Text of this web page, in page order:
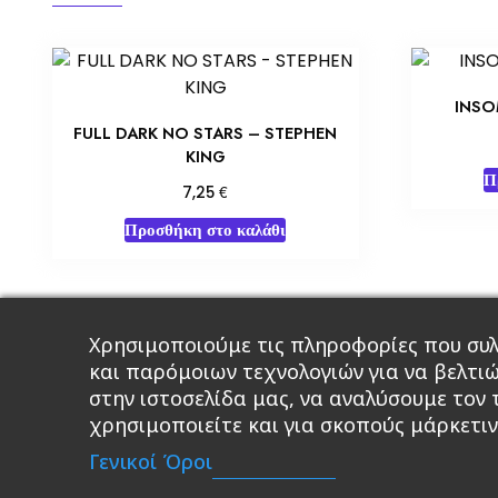
FULL DARK NO STARS – STEPHEN
KING
7,25€
Προσθήκη στο καλάθι
Κεντρική Βιβλία Comics
A
Χρησιμοποιούμε τις πληροφορίες που
και παρόμοιων τεχνολογιών για να
στην ιστοσελίδα μας, να αναλύσουμε
χρησιμοποιείτε και για σκοπούς
Γενικοί Όροι